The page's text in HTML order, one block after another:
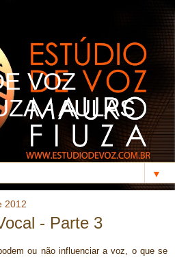
VOZ
- AULAS
▼
2012
- Parte 3
ou não influenciar a voz, o que se